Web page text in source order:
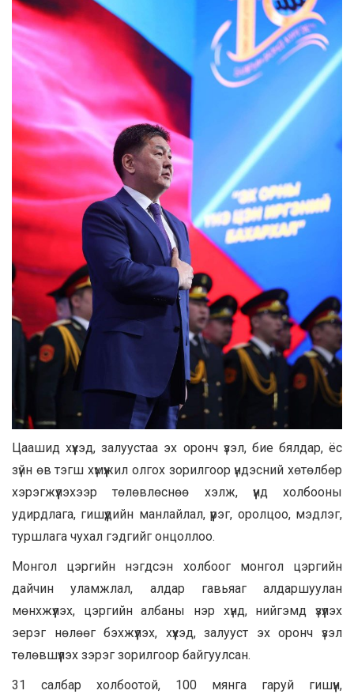
Цаашид хүүхэд, залуустаа эх оронч үзэл, бие бялдар, ёс
зүйн өв тэгш хүмүүжил олгох зорилгоор үндэсний хөтөлбөр
хэрэгжүүлэхээр төлөвлөснөө хэлж, үүнд холбооны
удирдлага, гишүүдийн манлайлал, үүрэг, оролцоо, мэдлэг,
туршлага чухал гэдгийг онцоллоо.
Монгол цэргийн нэгдсэн холбоог монгол цэргийн
дайчин уламжлал, алдар гавьяаг алдаршуулан
мөнхжүүлэх, цэргийн албаны нэр хүнд, нийгэмд үзүүлэх
эерэг нөлөөг бэхжүүлэх, хүүхэд, залууст эх оронч үзэл
төлөвшүүлэх зэрэг зорилгоор байгуулсан.
31 салбар холбоотой, 100 мянга гаруй гишүүн,